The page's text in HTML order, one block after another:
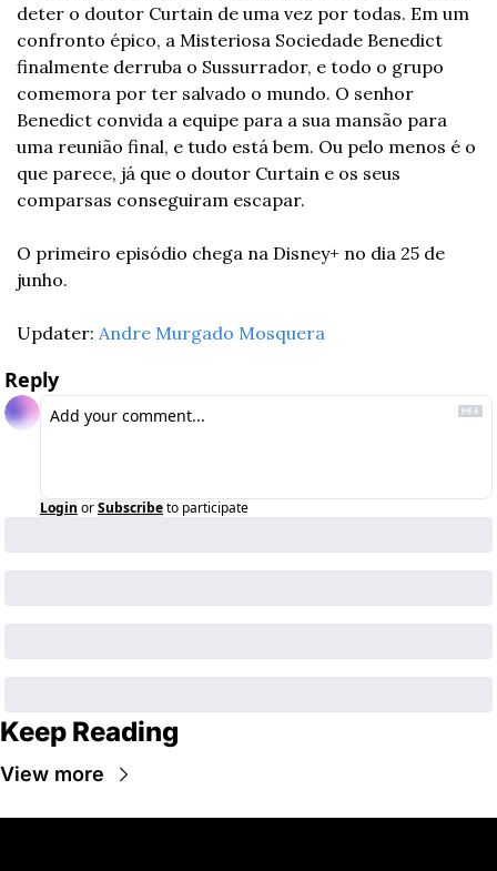
deter o doutor Curtain de uma vez por todas. Em um
confronto épico, a Misteriosa Sociedade Benedict
finalmente derruba o Sussurrador, e todo o grupo
comemora por ter salvado o mundo. O senhor
Benedict convida a equipe para a sua mansão para
uma reunião final, e tudo está bem. Ou pelo menos é o
que parece, já que o doutor Curtain e os seus
comparsas conseguiram escapar.
O primeiro episódio chega na Disney+ no dia 25 de
junho.
Updater: Andre Murgado Mosquera
Reply
Login orSubscribeto participate
Keep Reading
View more